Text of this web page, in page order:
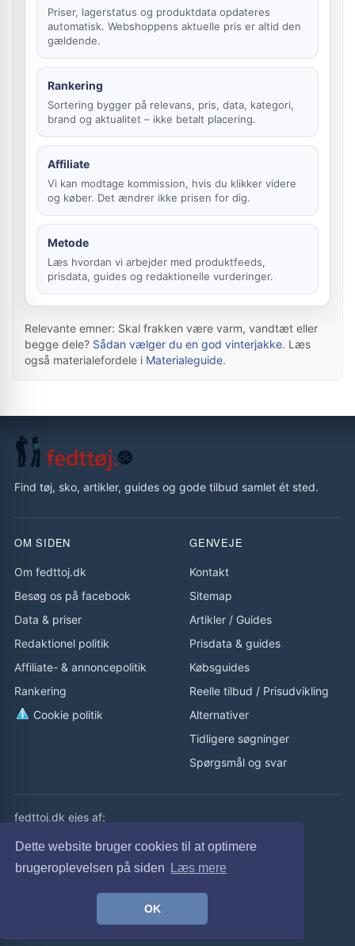
Dette website bruger cookies til at optimere
brugeroplevelsen på siden
Læs mere
OK
Priser, lagerstatus og produktdata opdateres
automatisk. Webshoppens aktuelle pris er altid den
gældende.
Rankering
Sortering bygger på relevans, pris, data, kategori,
brand og aktualitet – ikke betalt placering.
Affiliate
Vi kan modtage kommission, hvis du klikker videre
og køber. Det ændrer ikke prisen for dig.
Metode
Læs hvordan vi arbejder med produktfeeds,
prisdata, guides og redaktionelle vurderinger.
Relevante emner: Skal frakken være varm, vandtæt eller
begge dele? Sådan vælger du en god vinterjakke. Læs
også materialefordele i Materialeguide.
Find tøj, sko, artikler, guides og gode tilbud samlet ét sted.
OM SIDEN
Om fedttoj.dk
Besøg os på facebook
Data & priser
Redaktionel politik
Affiliate- & annoncepolitik
Rankering
Cookie politik
GENVEJE
Kontakt
Sitemap
Artikler / Guides
Prisdata & guides
Købsguides
Reelle tilbud / Prisudvikling
Alternativer
Tidligere søgninger
Spørgsmål og svar
fedttoj.dk ejes af:
eLaursen ApS
Cvr: 32308929